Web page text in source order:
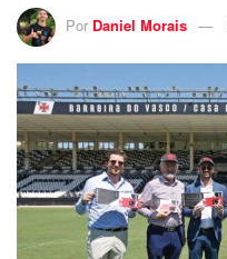
Por Daniel Morais